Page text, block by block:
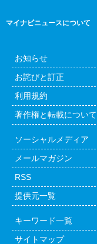
マイナビニュースについて
お知らせ
お詫びと訂正
利用規約
著作権と転載について
ソーシャルメディア
メールマガジン
RSS
提供元一覧
キーワード一覧
サイトマップ